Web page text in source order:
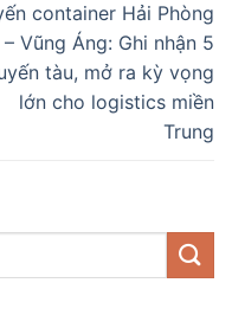
container Hải Phòng
– Vũng Áng: Ghi nhận 5
tàu, mở ra kỳ vọng
lớn cho logistics miền
Trung